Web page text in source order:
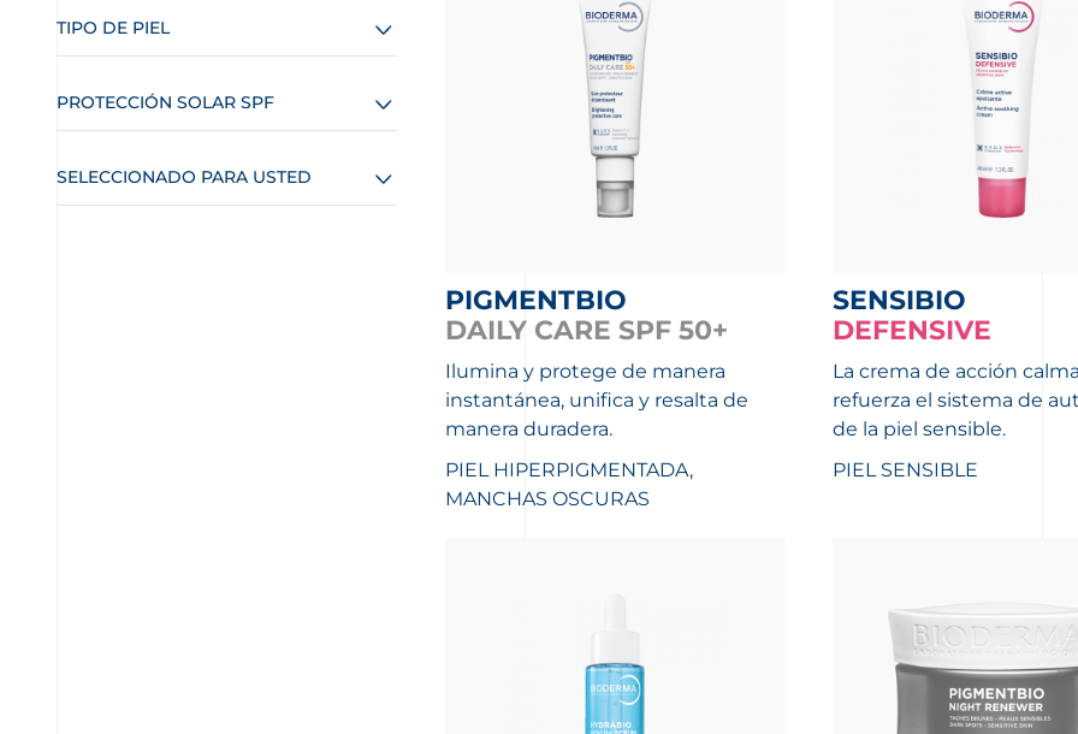
TIPO DE PIEL
PROTECCIÓN SOLAR SPF
SELECCIONADO PARA USTED
PIGMENTBIO
DAILY CARE SPF 50+
Ilumina y protege de manera
instantánea, unifica y resalta de
manera duradera.
PIEL HIPERPIGMENTADA,
MANCHAS OSCURAS
SENSIBIO
DEFENSIVE
La crema de acción
refuerza el sistema de
de la piel sensible.
PIEL SENSIBLE